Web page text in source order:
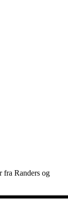
fra Randers og